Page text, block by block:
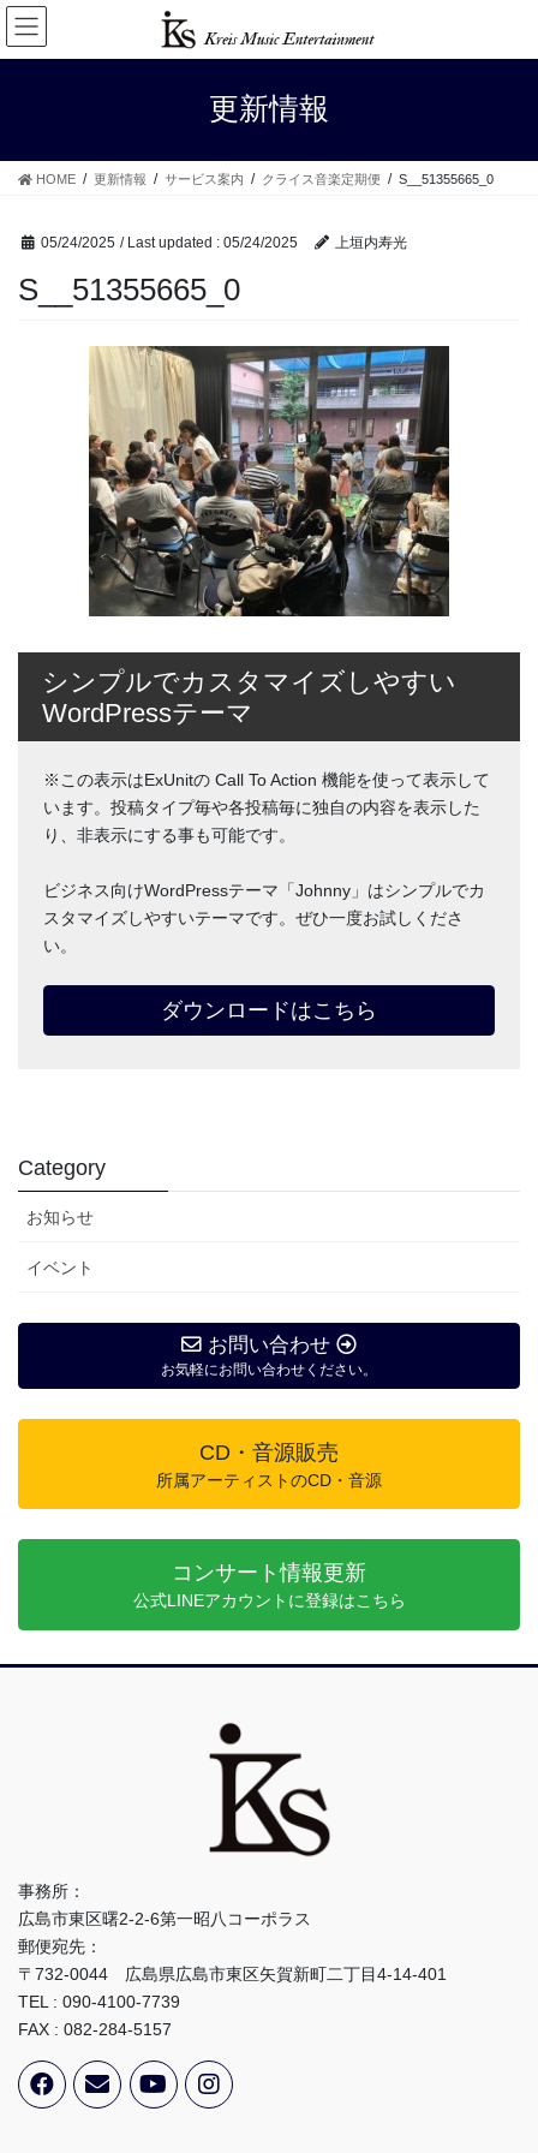
Skip
the
Skip
the
更新情報
HOME 更新情報 サービス案内 クライス音楽定期便 S__51355665_0
05/24/2025 / Last updated : 05/24/2025 上垣内寿光
S__51355665_0
シンプルでカスタマイズしやすい
WordPressテーマ
※この表示はExUnitの Call To Action 機能を使って表示して
います。投稿タイプ毎や各投稿毎に独自の内容を表示した
り、非表示にする事も可能です。
ビジネス向けWordPressテーマ「Johnny」はシンプルでカ
スタマイズしやすいテーマです。ぜひ一度お試しくださ
い。
ダウンロードはこちら
Category
お知らせ
イベント
お問い合わせ
お気軽にお問い合わせください。
CD・音源販売
所属アーティストのCD・音源
コンサート情報更新
公式LINEアカウントに登録はこちら
事務所：
広島市東区曙2-2-6第一昭八コーポラス
郵便宛先：
〒732-0044 広島県広島市東区矢賀新町二丁目4-14-401
TEL : 090-4100-7739
FAX : 082-284-5157